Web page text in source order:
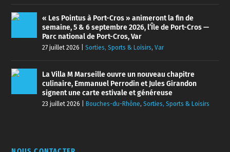
« Les Pointus à Port-Cros » animeront la fin de
semaine, 5 & 6 septembre 2026, l’Île de Port-Cros —
Parc national de Port-Cros, Var
27 juillet 2026 |Sorties, Sports & Loisirs,Var
La Villa M Marseille ouvre un nouveau chapitre
culinaire, Emmanuel Perrodin et Jules Girandon
signent une carte estivale et généreuse
23 juillet 2026 Bouches-du-Rhône,Sorties, Sports & Loisirs